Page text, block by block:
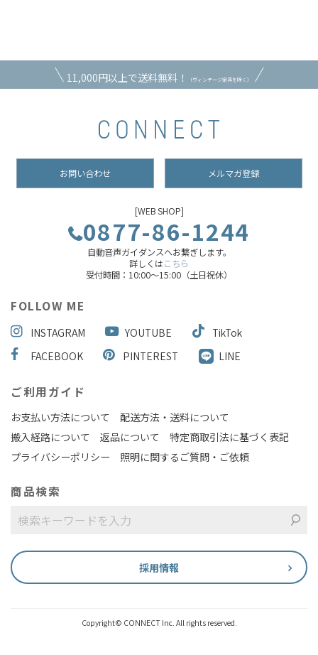
11,000円以上で送料無料！ （ヴィンテージ家具を除く）
お問い合わせ メルマガ登録
[WEB SHOP]
0877-86-1244
自動音声ガイダンスへお繋ぎします。
詳しくはこちら
受付時間：10:00～15:00（土日祝休）
FOLLOW ME
INSTAGRAM YOUTUBE
TikTok
FACEBOOK
PINTEREST LINE
ご利用ガイド
お支払い方法について
配送方法・送料について
搬入経路について
返品について
特定商取引法に基づく表記
プライバシーポリシー
照明に関するご質問・ご依頼
商品検索
採用情報
Copyright© CONNECT Inc. All rights reserved.